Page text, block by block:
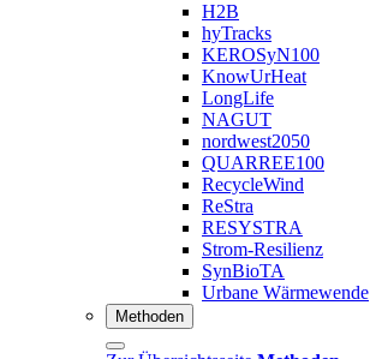
H2B
hyTracks
KEROSyN100
KnowUrHeat
LongLife
NAGUT
nordwest2050
QUARREE100
RecycleWind
ReStra
RESYSTRA
Strom-Resilienz
SynBioTA
Urbane Wärmewende
Methoden